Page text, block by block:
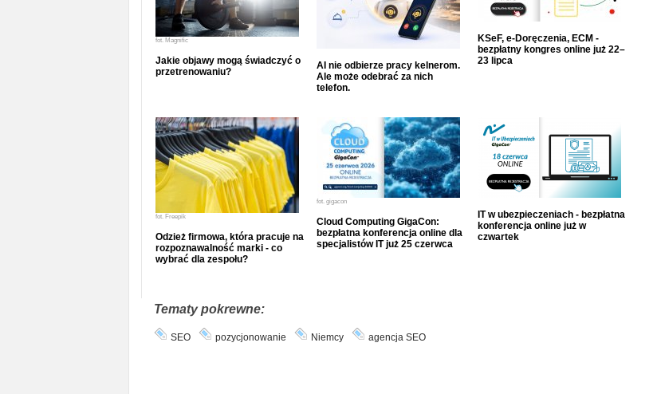
fot. Magnific
Jakie objawy mogą świadczyć o
przetrenowaniu?
AI nie odbierze pracy kelnerom.
Ale może odebrać za nich
telefon.
KSeF, e-Doręczenia, ECM -
bezpłatny kongres online już 22–
23 lipca
fot. Freepik
Odzież firmowa, która pracuje na
rozpoznawalność marki - co
wybrać dla zespołu?
fot. gigacon
Cloud Computing GigaCon:
bezpłatna konferencja online dla
specjalistów IT już 25 czerwca
IT w ubezpieczeniach - bezpłatna
konferencja online już w
czwartek
Tematy pokrewne:
SEO pozycjonowanie Niemcy agencja SEO